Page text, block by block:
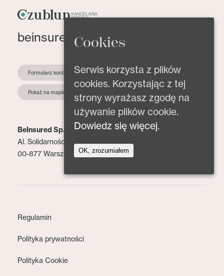
beinsured@beinsured.pl
Formularz kontaktowy
Pokaż na mapie
BeInsured Sp. z o.o.
Al. Solidarności 153 lok. 2
00-877 Warszawa
Regulamin
Polityka prywatności
Polityka Cookie
Cookies
Serwis korzysta z plików
cookies. Korzystając z tej
strony wyrażasz zgodę na
używanie plików cookie.
Dowiedz się więcej.
OK, zrozumiałem